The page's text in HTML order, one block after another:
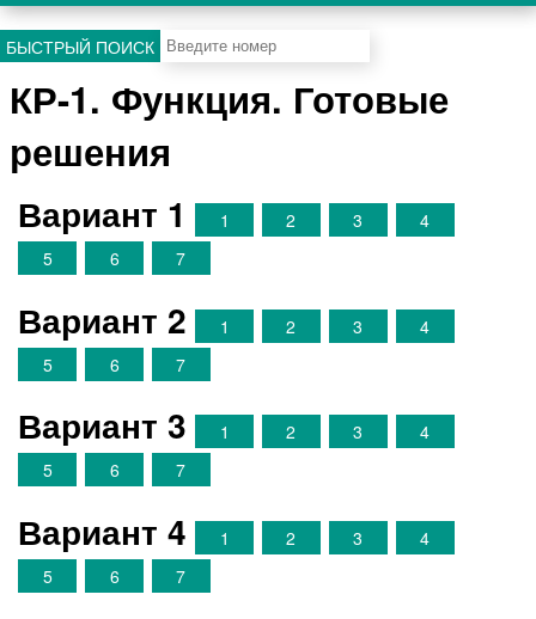
БЫСТРЫЙ ПОИСК
КР-1. Функция. Готовые
решения
Вариант 1 1 2 3
4
5
6 7
Вариант 2 1 2 3
4
5
6 7
Вариант 3 1 2 3
4
5
6 7
Вариант 4 1 2 3
4
5
6 7